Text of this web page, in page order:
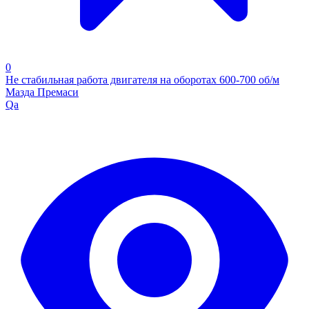
0
Не стабильная работа двигателя на оборотах 600-700 об/м
Мазда Премаси
Qa